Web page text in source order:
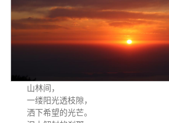
山林间，
一缕阳光透枝隙，
洒下希望的光芒。